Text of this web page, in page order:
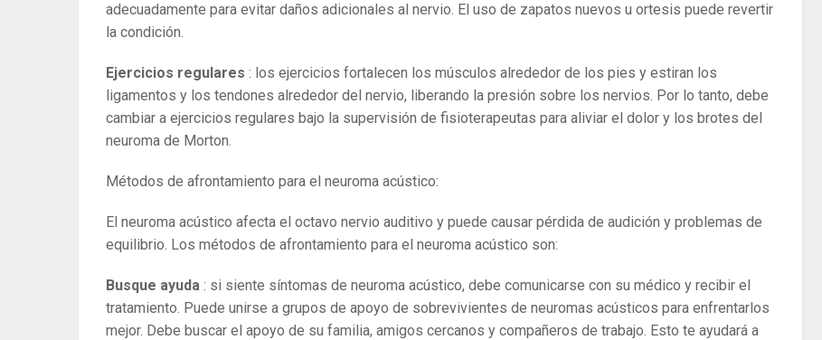
adecuadamente para evitar daños adicionales al nervio. El uso de zapatos nuevos u ortesis puede revertir
la condición.
Ejercicios regulares : los ejercicios fortalecen los músculos alrededor de los pies y estiran los
ligamentos y los tendones alrededor del nervio, liberando la presión sobre los nervios. Por lo tanto, debe
cambiar a ejercicios regulares bajo la supervisión de fisioterapeutas para aliviar el dolor y los brotes del
neuroma de Morton.
Métodos de afrontamiento para el neuroma acústico:
El neuroma acústico afecta el octavo nervio auditivo y puede causar pérdida de audición y problemas de
equilibrio. Los métodos de afrontamiento para el neuroma acústico son:
Busque ayuda : si siente síntomas de neuroma acústico, debe comunicarse con su médico y recibir el
tratamiento. Puede unirse a grupos de apoyo de sobrevivientes de neuromas acústicos para enfrentarlos
mejor. Debe buscar el apoyo de su familia, amigos cercanos y compañeros de trabajo. Esto te ayudará a